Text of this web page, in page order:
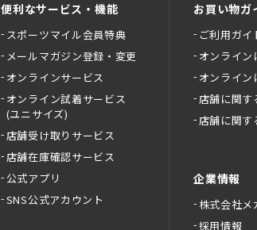
便利なサービス・機能
スポーツマイル会員特典
メールマガジン登録・変更
オンラインサービス
オンライン試着サービス
(ユニサイズ)
店舗受け取りサービス
店舗在庫確認サービス
公式アプリ
SNS公式アカウント
お買い物ガ
ご利用ガイ
オンライン
オンライン
店舗に関す
店舗に関す
企業情報
株式会社メ
採用情報